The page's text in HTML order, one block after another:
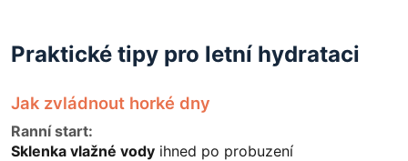
Praktické tipy pro letní hydrataci
Jak zvládnout horké dny
Ranní start:
Sklenka vlažné vody ihned po probuzení